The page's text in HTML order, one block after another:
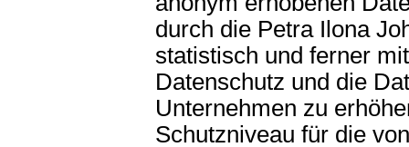
durch die Petra Ilona
statistisch und ferner
Datenschutz und die
Unternehmen zu
Schutzniveau für die